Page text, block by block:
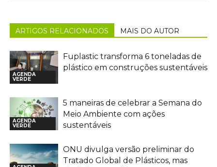
ARTIGOS RELACIONADOS MAIS DO AUTOR
AGENDA
VERDE
Fuplastic transforma 6 toneladas de
plástico em construções sustentáveis
AGENDA
VERDE
5 maneiras de celebrar a Semana do
Meio Ambiente com ações
sustentáveis
ONU divulga versão preliminar do
Tratado Global de Plásticos, mas